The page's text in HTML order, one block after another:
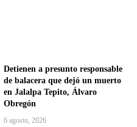
Detienen a presunto responsable
de balacera que dejó un muerto
en Jalalpa Tepito, Álvaro
Obregón
6 agosto, 2026